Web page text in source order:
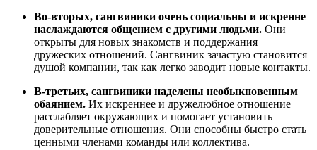
Во-вторых, сангвиники очень социальны и искренне
наслаждаются общением с другими людьми. Они
открыты для новых знакомств и поддержания
дружеских отношений. Сангвиник зачастую становится
душой компании, так как легко заводит новые контакты.
В-третьих, сангвиники наделены необыкновенным
обаянием. Их искреннее и дружелюбное отношение
расслабляет окружающих и помогает установить
доверительные отношения. Они способны быстро стать
ценными членами команды или коллектива.